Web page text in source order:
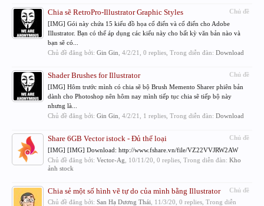
Chủ đề
Chia sẽ RetroPro-Illustrator Graphic Styles
[IMG] Gói này chứa 15 kiểu đồ họa cổ điển và cổ điển cho Adobe
Illustrator. Bạn có thể áp dụng các kiểu này cho bất kỳ văn bản nào và
bạn sẽ có...
Chủ đề đăng bởi: Gin Gin 4/2/21 , 0 replies, Trong diễn đàn: Download
Chủ đề
Shader Brushes for Illustrator
[IMG] Hôm trước mình có chia sẽ bộ Brush Memento Sharer phiên bản
dành cho Photoshop nên hôm nay mình tiếp tục chia sẽ tiếp bộ này
nhưng là...
Chủ đề đăng bởi: Gin Gin 4/2/21 , 1 replies, Trong diễn đàn: Download
Chủ đề
Share 6GB Vector istock - Đủ thể loại
[IMG] [IMG] Download: http://www.fshare.vn/file/VZ22VVJRW2AW
Chủ đề đăng bởi: Vector-Ag 10/11/20 , 0 replies, Trong diễn đàn: Kho
ảnh stock
Chủ đề
Chia sẻ một số hình vẽ tự do của mình bằng Illustrator
Chủ đề đăng bởi: San Hạ Dương Thái 11/3/20 , 0 replies, Trong diễn